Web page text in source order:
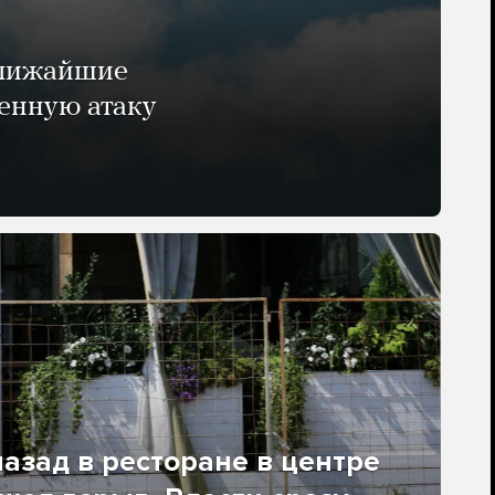
атаку
в ресторане в центре